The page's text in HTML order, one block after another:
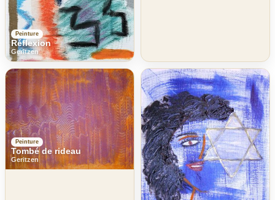
Peinture
Réflexion
Geritzen
Peinture
Tombé de rideau
Geritzen